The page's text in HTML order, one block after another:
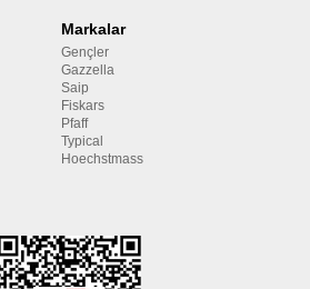
Markalar
Gençler
Gazzella
Saip
Fiskars
Pfaff
Typical
Hoechstmass